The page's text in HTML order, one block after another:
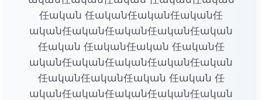
任ական 任ական任ական任ական任
ական任ական任ական任ական任ական
任ական 任ական任ական 任ական任
ական任ական任ական任ական任ական
任ական任ական任ական 任ական 任
ական任ական任ական任ական任ական